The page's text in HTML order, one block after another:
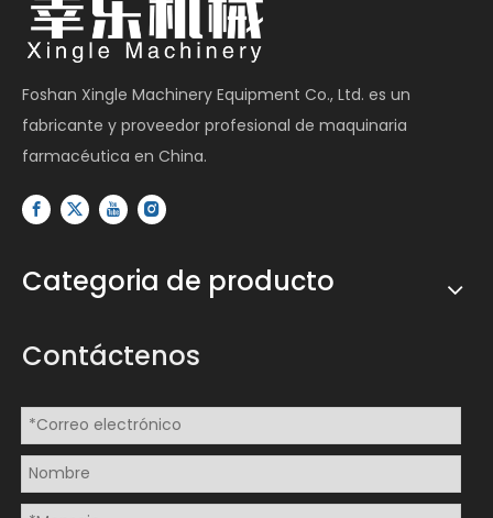
Foshan Xingle Machinery Equipment Co., Ltd. es un
fabricante y proveedor profesional de maquinaria
farmacéutica en China.
Categoria de producto
Contáctenos